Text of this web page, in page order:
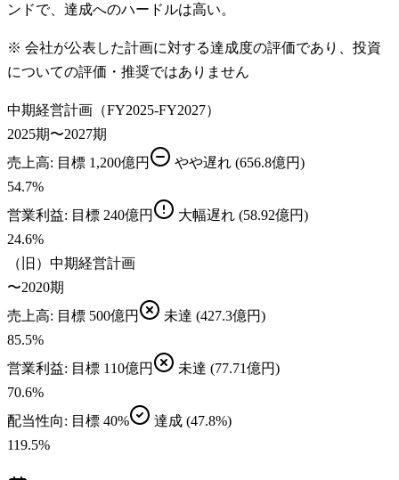
ンドで、達成へのハードルは高い。
※ 会社が公表した計画に対する達成度の評価であり、投資
についての評価・推奨ではありません
中期経営計画（FY2025-FY2027）
2025期〜2027期
売上高: 目標 1,200億円 やや遅れ (656.8億円)
54.7%
営業利益: 目標 240億円 大幅遅れ (58.92億円)
24.6%
（旧）中期経営計画
〜2020期
売上高: 目標 500億円 未達 (427.3億円)
85.5%
営業利益: 目標 110億円 未達 (77.71億円)
70.6%
配当性向: 目標 40% 達成 (47.8%)
119.5%